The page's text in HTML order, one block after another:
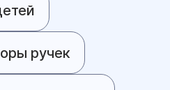
ручек